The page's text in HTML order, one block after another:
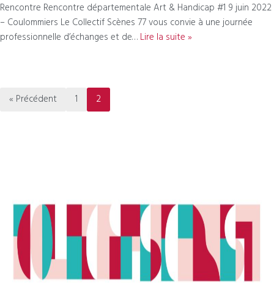
Rencontre Rencontre départementale Art & Handicap #1 9 juin 2022
– Coulommiers Le Collectif Scènes 77 vous convie à une journée
professionnelle d’échanges et de… Lire la suite »
« Précédent 1 2